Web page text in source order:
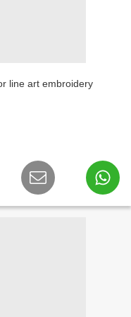
line art embroidery